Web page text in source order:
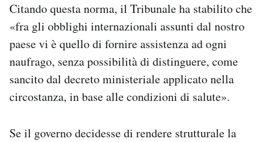
Citando questa norma, il Tribunale ha stabilito che
«fra gli obblighi internazionali assunti dal nostro
paese vi è quello di fornire assistenza ad ogni
naufrago, senza possibilità di distinguere, come
sancito dal decreto ministeriale applicato nella
circostanza, in base alle condizioni di salute».
Se il governo decidesse di rendere strutturale la